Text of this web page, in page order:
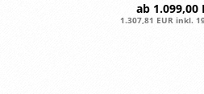
ab 1.099,00
1.307,81 EUR inkl.